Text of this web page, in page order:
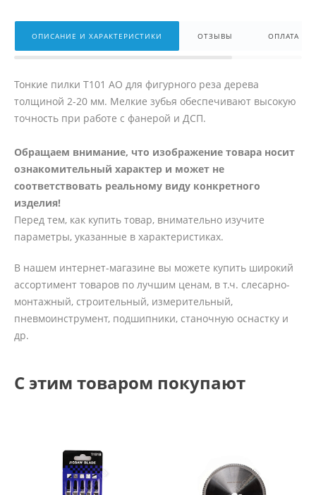
ОПИСАНИЕ И ХАРАКТЕРИСТИКИ ОТЗЫВЫ ОПЛАТА
Тонкие пилки T101 AO для фигурного реза дерева
толщиной 2-20 мм. Мелкие зубья обеспечивают высокую
точность при работе с фанерой и ДСП.
Обращаем внимание, что изображение товара носит
ознакомительный характер и может не
соответствовать реальному виду конкретного
изделия!
Перед тем, как купить товар, внимательно изучите
параметры, указанные в характеристиках.
В нашем интернет-магазине вы можете купить широкий
ассортимент товаров по лучшим ценам, в т.ч. слесарно-
монтажный, строительный, измерительный,
пневмоинструмент, подшипники, станочную оснастку и
др.
С этим товаром покупают